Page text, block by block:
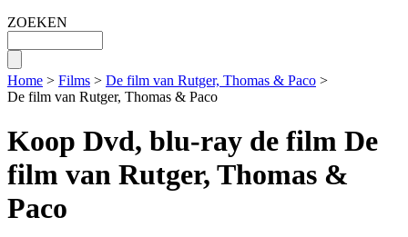
ZOEKEN
Home > Films > De film van Rutger, Thomas & Paco >
De film van Rutger, Thomas & Paco
Koop Dvd, blu-ray de film De
film van Rutger, Thomas &
Paco